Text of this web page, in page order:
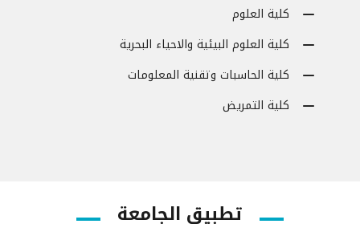
كلية العلوم
كلية العلوم البيئية والاحياء البحرية
كلية الحاسبات وتقنية المعلومات
كلية التمريض
تطبيق الجامعة